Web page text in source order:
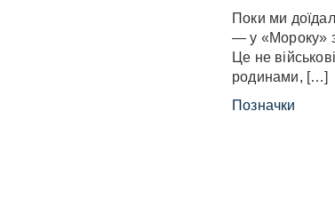
Поки ми
— у «Мороку»
Це не
родинами, […]
Позначки